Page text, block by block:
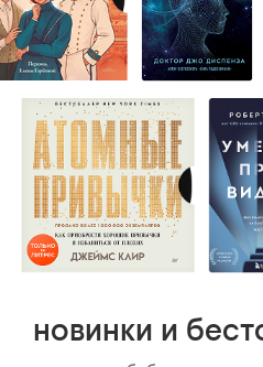
новинки и